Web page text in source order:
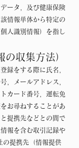
ータ，及び健康保険
情報単体から特定の
人識別情報）を指し
収集方法）
録をする際に氏名，
，メールアドレス，
カード番号，運転免
お尋ねすることがあ
提携先などとの間で
報を含む取引記録や
の提携先（情報提供